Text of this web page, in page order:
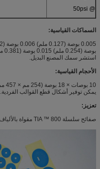
@ 50psi
السماكات القياسية:
بوصة (0.254 ملم) 0.015 بوصة (0.381 ملم) 0.020 بوصة (0.508 ملم)
استشر سمك المصنع البديل.
الأحجام القياسية:
10 بوصات × 18 بوصة (254 مم × 457 مم) 10 بوصات × 400 بوصة (254 مم × 121.9 م)
يمكن توفير أشكال قطع القوالب الفردية.
تعزيز:
صفائح سلسلة TIA ™ 800 مقواة بالألياف الزجاجية.